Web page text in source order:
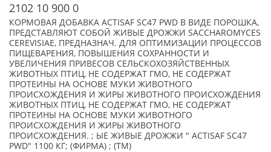
2102 10 900 0
КОРМОВАЯ ДОБАВКА ACTISAF SC47 PWD В ВИДЕ ПОРОШКА,
ПРЕДСТАВЛЯЮТ СОБОЙ ЖИВЫЕ ДРОЖЖИ SACCHAROMYCES
CEREVISIAE, ПРЕДНАЗНАЧ. ДЛЯ ОПТИМИЗАЦИИ ПРОЦЕССОВ
ПИЩЕВАРЕНИЯ, ПОВЫШЕНИЯ СОХРАННОСТИ И
УВЕЛИЧЕНИЯ ПРИВЕСОВ СЕЛЬСКОХОЗЯЙСТВЕННЫХ
ЖИВОТНЫХ ПТИЦ, НЕ СОДЕРЖАТ ГМО, НЕ СОДЕРЖАТ
ПРОТЕИНЫ НА ОСНОВЕ МУКИ ЖИВОТНОГО
ПРОИСХОЖДЕНИЯ И ЖИРЫ ЖИВОТНОГО ПРОИСХОЖДЕНИЯ
ЖИВОТНЫХ ПТИЦ, НЕ СОДЕРЖАТ ГМО, НЕ СОДЕРЖАТ
ПРОТЕИНЫ НА ОСНОВЕ МУКИ ЖИВОТНОГО
ПРОИСХОЖДЕНИЯ И ЖИРЫ ЖИВОТНОГО
ПРОИСХОЖДЕНИЯ. ; ЫЕ ЖИВЫЕ ДРОЖЖИ " ACTISAF SC47
PWD" 1100 КГ; (ФИРМА) ; (TM)